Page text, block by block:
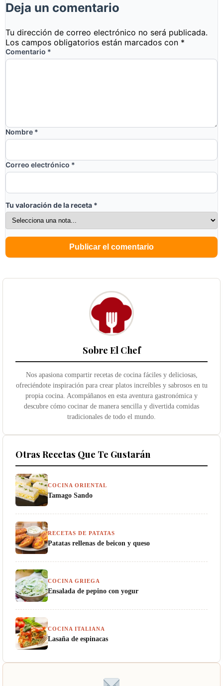
Deja un comentario
Tu dirección de correo electrónico no será publicada.
Los campos obligatorios están marcados con *
Comentario *
Nombre *
Correo electrónico *
Tu valoración de la receta *
Sobre El Chef
Nos apasiona compartir recetas de cocina fáciles y deliciosas,
ofreciéndote inspiración para crear platos increíbles y sabrosos en tu
propia cocina. Acompáñanos en esta aventura gastronómica y
descubre cómo cocinar de manera sencilla y divertida comidas
tradicionales de todo el mundo.
Otras Recetas Que Te Gustarán
COCINA ORIENTAL
Tamago Sando
RECETAS DE PATATAS
Patatas rellenas de beicon y queso
COCINA GRIEGA
Ensalada de pepino con yogur
COCINA ITALIANA
Lasaña de espinacas